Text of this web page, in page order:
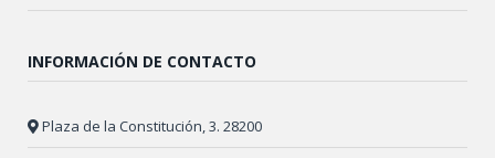
INFORMACIÓN DE CONTACTO
Plaza de la Constitución, 3. 28200